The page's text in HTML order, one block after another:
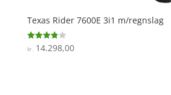
Texas Rider 7600E 3i1 m/regnslag
Vurderet
3.9
kr.14.298,00